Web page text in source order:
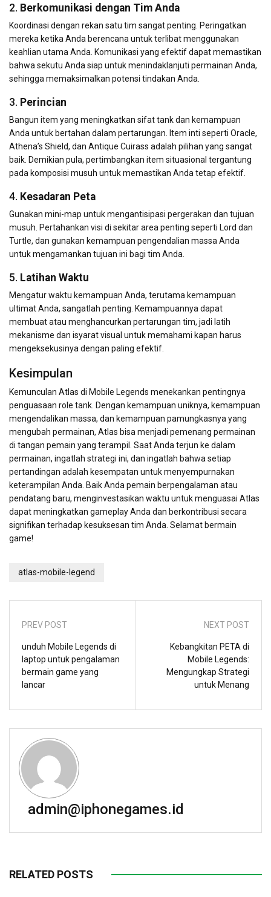
2. Berkomunikasi dengan Tim Anda
Koordinasi dengan rekan satu tim sangat penting. Peringatkan
mereka ketika Anda berencana untuk terlibat menggunakan
keahlian utama Anda. Komunikasi yang efektif dapat memastikan
bahwa sekutu Anda siap untuk menindaklanjuti permainan Anda,
sehingga memaksimalkan potensi tindakan Anda.
3. Perincian
Bangun item yang meningkatkan sifat tank dan kemampuan
Anda untuk bertahan dalam pertarungan. Item inti seperti Oracle,
Athena’s Shield, dan Antique Cuirass adalah pilihan yang sangat
baik. Demikian pula, pertimbangkan item situasional tergantung
pada komposisi musuh untuk memastikan Anda tetap efektif.
4. Kesadaran Peta
Gunakan mini-map untuk mengantisipasi pergerakan dan tujuan
musuh. Pertahankan visi di sekitar area penting seperti Lord dan
Turtle, dan gunakan kemampuan pengendalian massa Anda
untuk mengamankan tujuan ini bagi tim Anda.
5. Latihan Waktu
Mengatur waktu kemampuan Anda, terutama kemampuan
ultimat Anda, sangatlah penting. Kemampuannya dapat
membuat atau menghancurkan pertarungan tim, jadi latih
mekanisme dan isyarat visual untuk memahami kapan harus
mengeksekusinya dengan paling efektif.
Kesimpulan
Kemunculan Atlas di Mobile Legends menekankan pentingnya
penguasaan role tank. Dengan kemampuan uniknya, kemampuan
mengendalikan massa, dan kemampuan pamungkasnya yang
mengubah permainan, Atlas bisa menjadi pemenang permainan
di tangan pemain yang terampil. Saat Anda terjun ke dalam
permainan, ingatlah strategi ini, dan ingatlah bahwa setiap
pertandingan adalah kesempatan untuk menyempurnakan
keterampilan Anda. Baik Anda pemain berpengalaman atau
pendatang baru, menginvestasikan waktu untuk menguasai Atlas
dapat meningkatkan gameplay Anda dan berkontribusi secara
signifikan terhadap kesuksesan tim Anda. Selamat bermain
game!
atlas-mobile-legend
PREV POST
unduh Mobile Legends di
laptop untuk pengalaman
bermain game yang
lancar
NEXT POST
Kebangkitan PETA di
Mobile Legends:
Mengungkap Strategi
untuk Menang
admin@iphonegames.id
RELATED POSTS